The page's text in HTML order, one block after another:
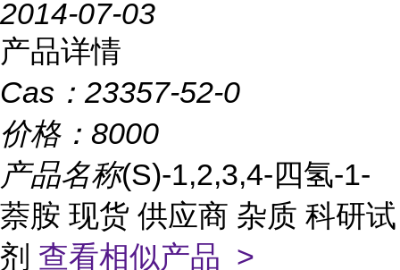
2014-07-03
产品详情
Cas： 23357-52-0
价格： 8000
产品名称(S)-1,2,3,4-四氢-1-
萘胺 现货 供应商 杂质 科研试
剂 查看相似产品 >